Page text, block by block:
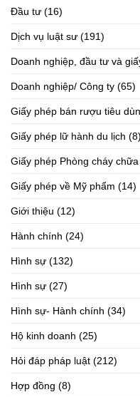
Đầu tư (16)
Dịch vụ luật sư (191)
Doanh nghiệp, đầu tư và
Doanh nghiệp/ Công ty (65)
Giấy phép bán rượu tiêu
Giấy phép lữ hành du lịch (8)
Giấy phép Phòng cháy
Giấy phép về Mỹ phẩm (14)
Giới thiệu (12)
Hành chính (24)
Hình sự (132)
Hình sự (27)
Hình sự- Hành chính (34)
Hộ kinh doanh (25)
Hỏi đáp pháp luật (212)
Hợp đồng (8)